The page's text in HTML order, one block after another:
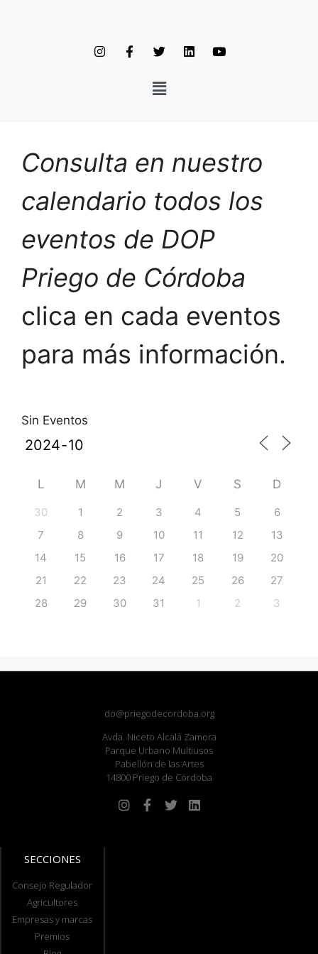
Consulta en nuestro
calendario todos los
eventos de DOP
Priego de Córdoba
clica en cada eventos
para más información.
Sin Eventos
L M M J V S D
30 1 2 3 4 5
6
7
8 9 10 11 12
13
14
15 16 17 18 19
20
21
22 23 24 25 26
27
28
29 30 31 1 2 3
do@priegodecordoba.org
Avda. Niceto Alcalá Zamora
Parque Urbano Multiusos
Pabellón de las Artes
14800 Priego de Córdoba
SECCIONES
Consejo Regulador
Agricultores
Empresas y marcas
Premios